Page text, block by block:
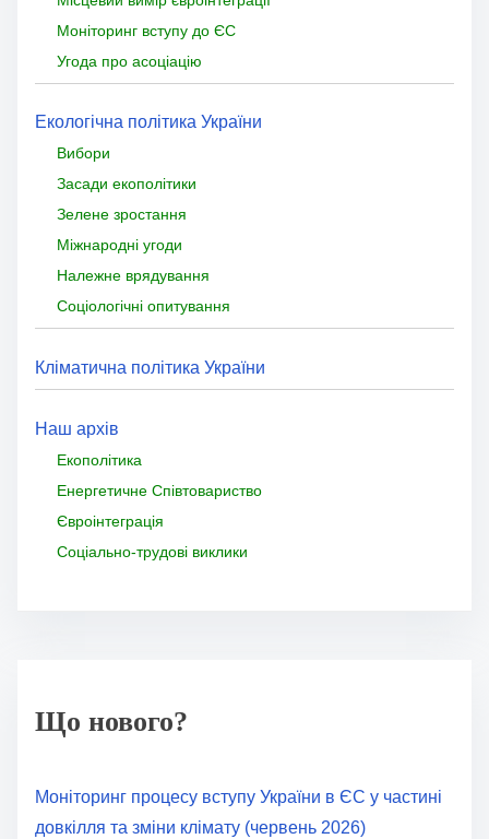
Моніторинг вступу до ЄС
Угода про асоціацію
Екологічна політика України
Вибори
Засади екополітики
Зелене зростання
Міжнародні угоди
Належне врядування
Соціологічні опитування
Кліматична політика України
Наш архів
Екополітика
Енергетичне Співтовариство
Євроінтеграція
Соціально-трудові виклики
Що нового?
Моніторинг процесу вступу України в ЄС у частині
довкілля та зміни клімату (червень 2026)